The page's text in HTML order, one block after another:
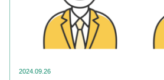
2024.09.26